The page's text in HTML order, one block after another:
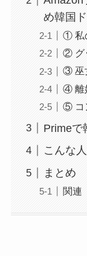
め韓国
① 私
② グ
③ 巫
④ 離
⑤ コ
Primeで
こんな
まとめ
関連